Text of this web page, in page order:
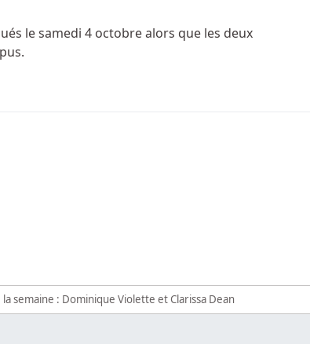
le samedi 4 octobre alors que les deux
au congrès national de l'ACPI 2014
de la semaine : Paul MacNeil
semaine : Dominique Violette et Clarissa Dean